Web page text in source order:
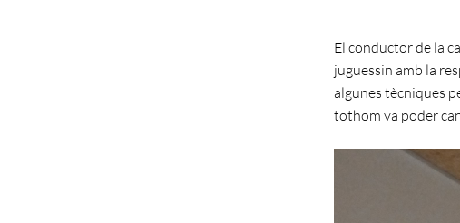
El conductor de la
juguessin amb la
algunes tècniques
tothom va poder